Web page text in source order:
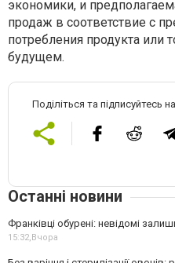
экономики, и
продаж в соответствие с
потребления продукта
будущем.
Поділіться та підписуйтесь
Останні новини
Франківці обурені: невідомі
15:32, Вчора